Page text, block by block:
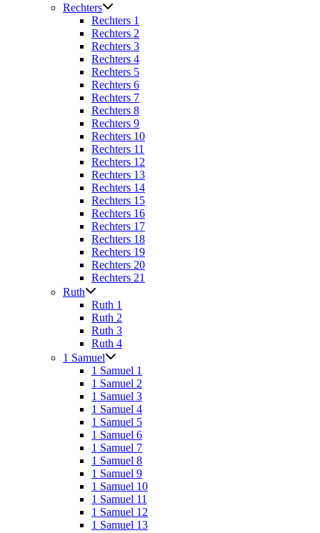
Rechters
Rechters 1
Rechters 2
Rechters 3
Rechters 4
Rechters 5
Rechters 6
Rechters 7
Rechters 8
Rechters 9
Rechters 10
Rechters 11
Rechters 12
Rechters 13
Rechters 14
Rechters 15
Rechters 16
Rechters 17
Rechters 18
Rechters 19
Rechters 20
Rechters 21
Ruth
Ruth 1
Ruth 2
Ruth 3
Ruth 4
1 Samuel
1 Samuel 1
1 Samuel 2
1 Samuel 3
1 Samuel 4
1 Samuel 5
1 Samuel 6
1 Samuel 7
1 Samuel 8
1 Samuel 9
1 Samuel 10
1 Samuel 11
1 Samuel 12
1 Samuel 13